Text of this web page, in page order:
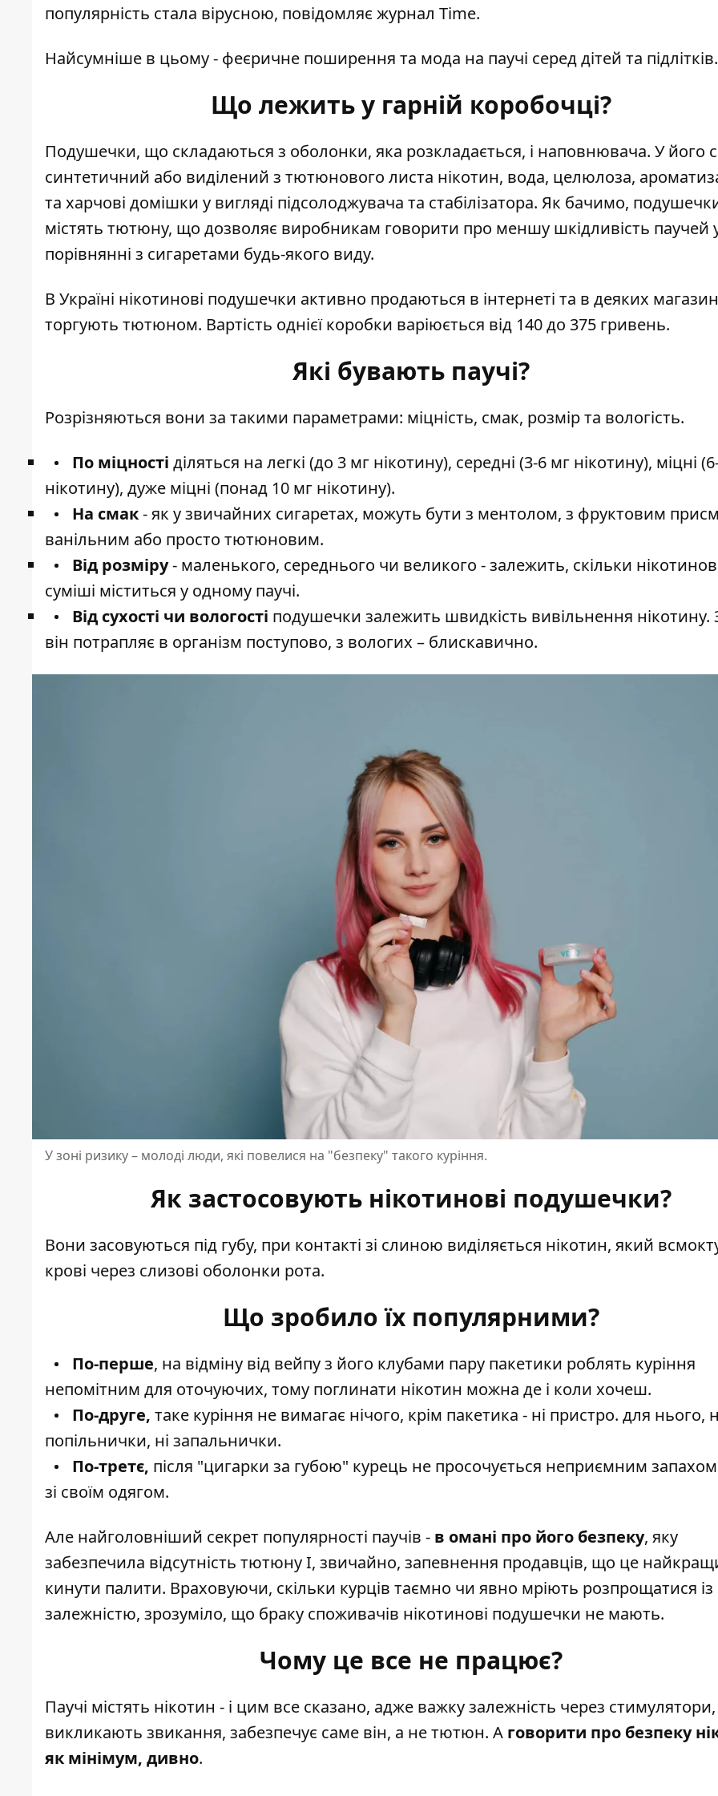
популярність стала вірусною, повідомляє журнал Time.
Найсумніше в цьому - феєричне поширення та мода на паучі серед дітей та підлітків.
Що лежить у гарній коробочці?
Подушечки, що складаються з оболонки, яка розкладається, і наповнювача. У його
синтетичний або виділений з тютюнового листа нікотин, вода, целюлоза,
та харчові домішки у вигляді підсолоджувача та стабілізатора. Як бачимо,
містять тютюну, що дозволяє виробникам говорити про меншу шкідливість паучей
порівнянні з сигаретами будь-якого виду.
В Україні нікотинові подушечки активно продаються в інтернеті та в деяких
торгують тютюном. Вартість однієї коробки варіюється від 140 до 375 гривень.
Які бувають паучі?
Розрізняються вони за такими параметрами: міцність, смак, розмір та вологість.
По міцності діляться на легкі (до 3 мг нікотину), середні (3-6 мг нікотину), міцні
нікотину), дуже міцні (понад 10 мг нікотину).
На смак- як у звичайних сигаретах, можуть бути з ментолом, з фруктовим
ванільним або просто тютюновим.
Від розміру- маленького, середнього чи великого - залежить, скільки
суміші міститься у одному паучі.
Від сухості чи вологості подушечки залежить швидкість вивільнення нікотину.
він потрапляє в організм поступово, з вологих – блискавично.
У зоні ризику – молоді люди, які повелися на "безпеку" такого куріння.
Як застосовують нікотинові подушечки?
Вони засовуються під губу, при контакті зі слиною виділяється нікотин, який
крові через слизові оболонки рота.
Що зробило їх популярними?
По-перше, на відміну від вейпу з його клубами пару пакетики роблять куріння
непомітним для оточуючих, тому поглинати нікотин можна де і коли хочеш.
По-друге, таке куріння не вимагає нічого, крім пакетика - ні пристро. для нього,
попільнички, ні запальнички.
По-третє, після "цигарки за губою" курець не просочується неприємним
зі своїм одягом.
Але найголовніший секрет популярності паучів - в омані про його безпеку, яку
забезпечила відсутність тютюну І, звичайно, запевнення продавців, що це
кинути палити. Враховуючи, скільки курців таємно чи явно мріють розпрощатися із
залежністю, зрозуміло, що браку споживачів нікотинові подушечки не мають.
Чому це все не працює?
Паучі містять нікотин - і цим все сказано, адже важку залежність через стимулятори,
викликають звикання, забезпечує саме він, а не тютюн. А говорити про безпеку
як мінімум, дивно.